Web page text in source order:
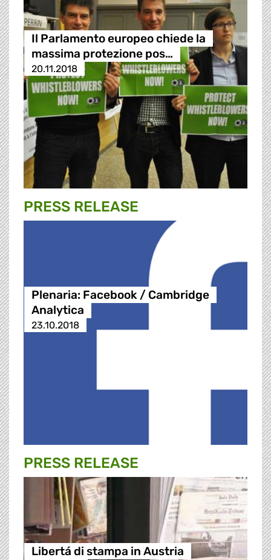
Il Parlamento europeo chiede la
massima protezione pos…
20.11.2018
PRESS RELEASE
Plenaria: Facebook / Cambridge
Analytica
23.10.2018
PRESS RELEASE
Libertá di stampa in Austria